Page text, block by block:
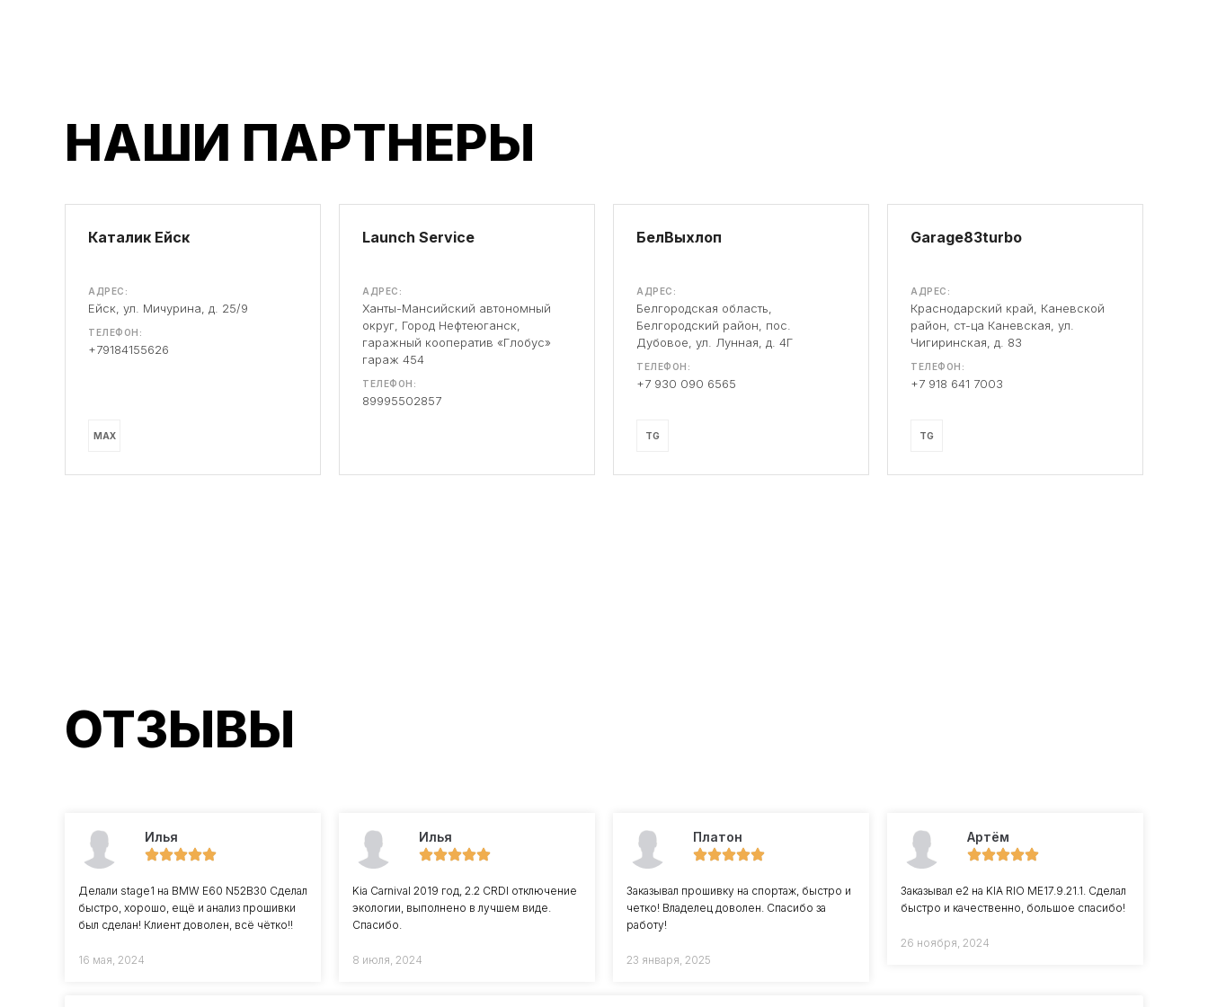
НАШИ ПАРТНЕРЫ
Каталик Ейск
АДРЕС:
Ейск, ул. Мичурина, д. 25/9
ТЕЛЕФОН:
+79184155626
MAX
Launch Service
АДРЕС:
Ханты-Мансийский автономный
округ, Город Нефтеюганск,
гаражный кооператив «Глобус»
гараж 454
ТЕЛЕФОН:
89995502857
БелВыхлоп
АДРЕС:
Белгородская область,
Белгородский район, пос.
Дубовое, ул. Лунная, д. 4Г
ТЕЛЕФОН:
+7 930 090 6565
TG
Garage83turbo
АДРЕС:
Краснодарский край, Каневской
район, ст-ца Каневская, ул.
Чигиринская, д. 83
ТЕЛЕФОН:
+7 918 641 7003
TG
ОТЗЫВЫ
Илья
Делали stage1 на BMW E60 N52B30 Сделал
быстро, хорошо, ещё и анализ прошивки
был сделан! Клиент доволен, всё чётко!!
16 мая, 2024
Илья
Kia Carnival 2019 год, 2.2 CRDI отключение
экологии, выполнено в лучшем виде.
Спасибо.
8 июля, 2024
Платон
Заказывал прошивку на спортаж, быстро и
четко! Владелец доволен. Спасибо за
работу!
23 января, 2025
Артём
Заказывал е2 на KIA RIO ME17.9.21.1. Сделал
быстро и качественно, большое спасибо!
26 ноября, 2024